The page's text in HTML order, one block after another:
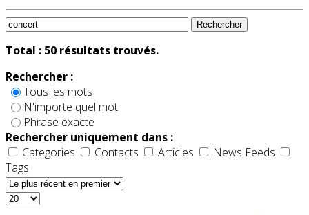
Rechercher
Total : 50 résultats trouvés.
Rechercher :
Tous les mots
N'importe quel mot
Phrase exacte
Rechercher uniquement dans :
Categories
Contacts Articles
News Feeds
Tags